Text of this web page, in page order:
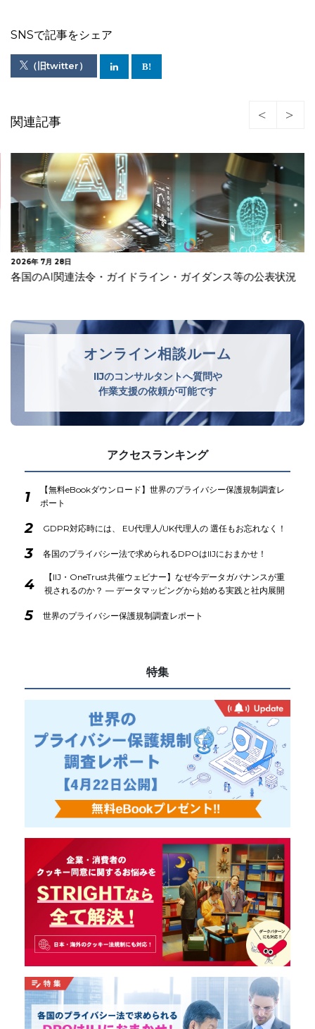
SNSで記事をシェア
（旧twitter）
関連記事
2026年 7月 28日
各国のAI関連法令・ガイドライン・ガイダンス等の公表状況
オンライン相談ルーム
IIJのコンサルタントへ質問や
作業支援の依頼が可能です
アクセスランキング
1
【無料eBookダウンロード】世界のプライバシー保護規制調査レ
ポート
2 GDPR対応時には、 EU代理人/UK代理人の 選任もお忘れなく！
3 各国のプライバシー法で求められるDPOはIIJにおまかせ！
4
【IIJ・OneTrust共催ウェビナー】なぜ今データガバナンスが重
視されるのか？ ― データマッピングから始める実践と社内展開
5 世界のプライバシー保護規制調査レポート
特集